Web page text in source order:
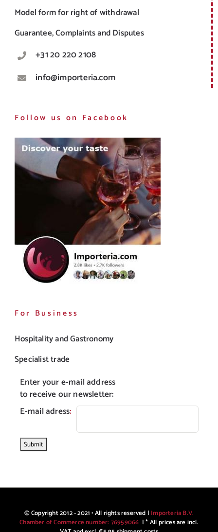
Model form for right of withdrawal
Guarantee, Complaints and Disputes
+31 20 220 2108
info@importeria.com
Follow us on Facebook
For Business
Hospitality and Gastronomy
Specialist trade
Enter your e-mail address
to receive our newsletter:
E-mail adress:
© Copyright 2012 - 2021 • All rights reserved | Importeria B.V.
Chamber of Commerce number: 76959066 | * All prices are incl.